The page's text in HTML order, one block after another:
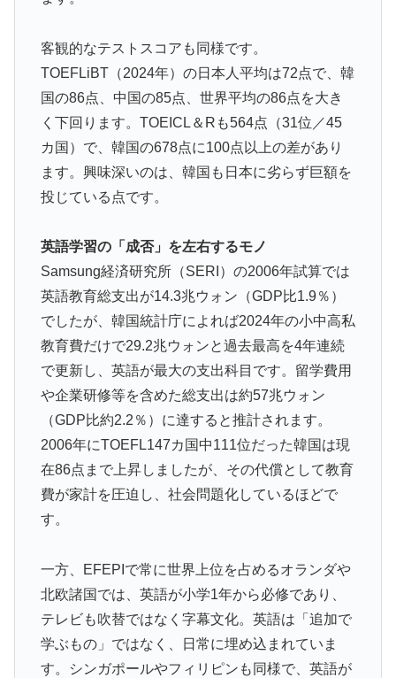
▶ 海外「剣が二回斬り合っただけで折れるのはどういうこ
となんだ」満点なのに二度と起動しない理由…
▶
海外「お前らの国に他愛のない対立ってある？」日本
「エスカレーターの立つ位置」
▶ 欧州「日本だけ反則だろ…」 世界の『日本びいき』に
ヨーロッパ全土から不満の声
▶ 日本旅行キャンセルすべきか…1万年ぶり史上最大級の
▶ 韓国人「猛暑で〇〇も疲れ果てた…〇〇の個体数が急
減」
▶ 韓国人「この夏、韓国人が東京へ行くしかない理由がこ
ちら…」→「快適そうでめちゃくちゃ羨ましい…（ﾌﾞﾙ
ﾌﾞﾙ」＝韓国の反応
韓国人「大韓航空の熊本地震飲料水支援に対する日本人
の反応をご覧ください・・・」→「」
【韓国の反応】また日本が竹島の領有権を主張してきた
ぞ → 「この話題は永遠に終わらないな」「日本政府の
支持率が落ちてきた時点でこの手のニュースが出るのは
予想できた」
▶
イチローさん「僕は本を読まない。好きなアニメはドラ
【朗報】レインボー池田、女子アナと結婚www
ターかよ」
国際的な小咄 読者投稿 中小企業診断士受験者向けのIT
客観的なテストスコアも同様です。
TOEFLiBT（2024年）の日本人平均は72点で、韓
国の86点、中国の85点、世界平均の86点を大き
く下回ります。TOEICL＆Rも564点（31位／45
カ国）で、韓国の678点に100点以上の差があり
ます。興味深いのは、韓国も日本に劣らず巨額を
投じている点です。
英語学習の「成否」を左右するモノ
Samsung経済研究所（SERI）の2006年試算では
英語教育総支出が14.3兆ウォン（GDP比1.9％）
でしたが、韓国統計庁によれば2024年の小中高私
教育費だけで29.2兆ウォンと過去最高を4年連続
で更新し、英語が最大の支出科目です。留学費用
や企業研修等を含めた総支出は約57兆ウォン
（GDP比約2.2％）に達すると推計されます。
2006年にTOEFL147カ国中111位だった韓国は現
在86点まで上昇しましたが、その代償として教育
費が家計を圧迫し、社会問題化しているほどで
す。
一方、EFEPIで常に世界上位を占めるオランダや
北欧諸国では、英語が小学1年から必修であり、
テレビも吹替ではなく字幕文化。英語は「追加で
学ぶもの」ではなく、日常に埋め込まれていま
す。シンガポールやフィリピンも同様で、英語が